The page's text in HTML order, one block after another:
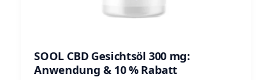
SOOL CBD Gesichtsöl 300 mg:
Anwendung & 10 % Rabatt